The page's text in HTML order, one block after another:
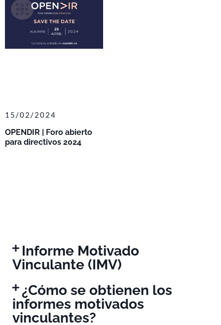
OPENDIR | Foro abierto
para directivos 2024
15/02/2024
Informe Motivado
Vinculante (IMV)
¿Cómo se obtienen los
informes motivados
vinculantes?